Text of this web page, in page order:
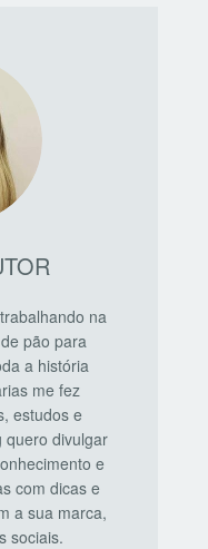
na
pão para
a história
me fez
estudos e
quero divulgar
e
com dicas e
a sua marca,
sociais.